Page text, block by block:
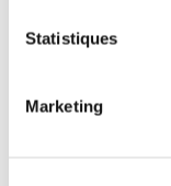
Statistiques
Marketing